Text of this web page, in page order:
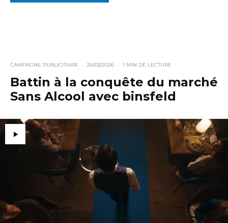
CAMPAGNE PUBLICITAIRE · 26/03/2026 · 1 MIN DE LECTURE
Battin à la conquête du marché
Sans Alcool avec binsfeld